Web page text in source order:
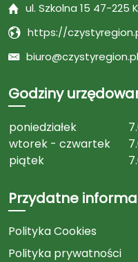
ul. Szkolna 15 47-225
https://
biuro@czystyregion.pl
Godziny
poniedziałek
wtorek - czwartek
piątek
Przydatne
Polityka Cookies
Polityka prywatności